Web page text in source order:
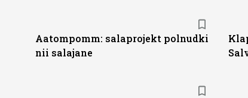
Aatompomm: salaprojekt polnudki
nii salajane